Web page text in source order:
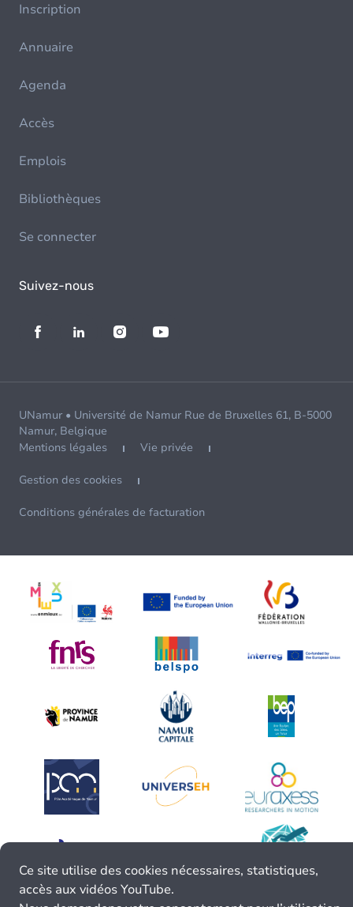
Inscription
Annuaire
Agenda
Accès
Emplois
Bibliothèques
Se connecter
Suivez-nous
UNamur • Université de Namur Rue de Bruxelles 61, B-5000
Namur, Belgique
Mentions légales
Vie privée
Gestion des cookies
Conditions générales de facturation
Ce site utilise des cookies nécessaires, statistiques,
accès aux vidéos YouTube.